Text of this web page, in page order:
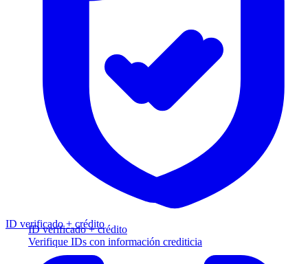
ID verificado + crédito
Verifique IDs con información crediticia
ID verificado + crédito